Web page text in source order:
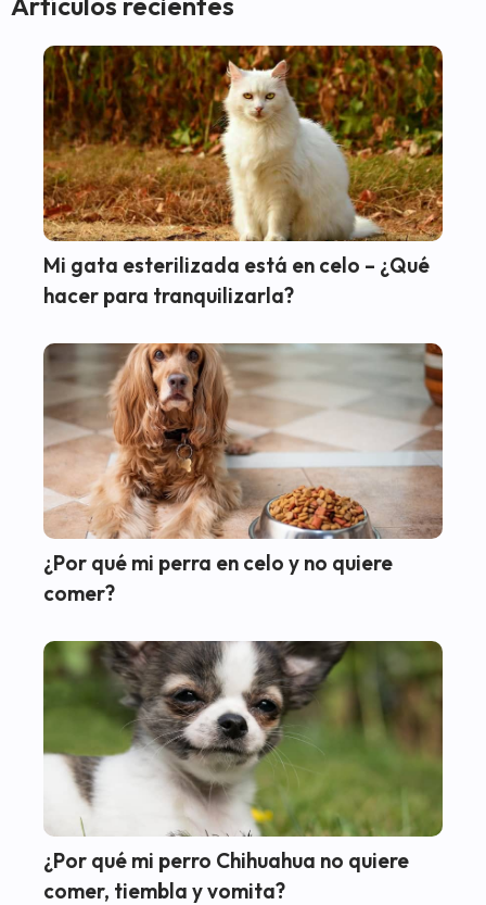
Mi gata esterilizada está en celo – ¿Qué
hacer para tranquilizarla?
¿Por qué mi perra en celo y no quiere
comer?
¿Por qué mi perro Chihuahua no quiere
comer, tiembla y vomita?